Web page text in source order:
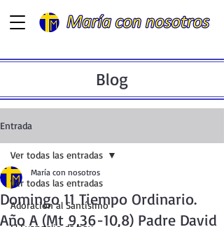
Blog
Entrada
Ver todas las entradas
Adoración al Santísimo
Ver todas las entradas
Domingo 11 Tiempo Ordinario.
Año A (Mt 9,36-10,8) Padre David
María con nosotros